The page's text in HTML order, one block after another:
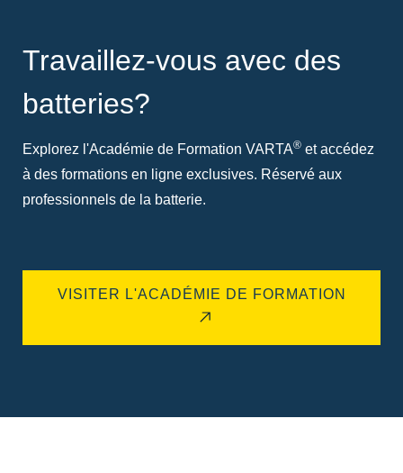
Travaillez-vous avec des
batteries?
Explorez l'Académie de Formation VARTA® et accédez
à des formations en ligne exclusives. Réservé aux
professionnels de la batterie.
VISITER L'ACADÉMIE DE FORMATION